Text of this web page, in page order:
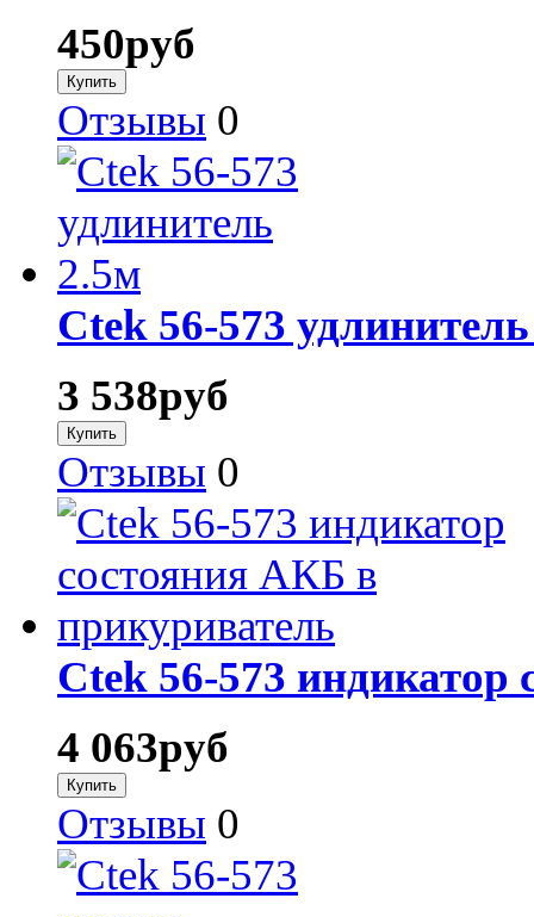
450руб
Отзывы 0
Ctek 56-573
3 538руб
Отзывы 0
Ctek 56-573
4 063руб
Отзывы 0